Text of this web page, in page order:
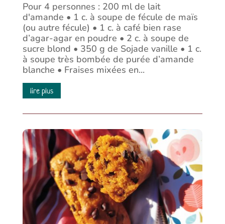
Pour 4 personnes : 200 ml de lait
d'amande • 1 c. à soupe de fécule de maïs
(ou autre fécule) • 1 c. à café bien rase
d’agar-agar en poudre • 2 c. à soupe de
sucre blond • 350 g de Sojade vanille • 1 c.
à soupe très bombée de purée d’amande
blanche • Fraises mixées en...
lire plus